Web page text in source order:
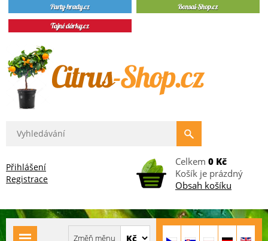
Přihlášení
Registrace
Celkem 0 Kč
Košík je prázdný
Obsah košíku